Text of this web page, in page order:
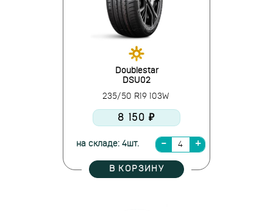
Doublestar
DSU02
235/50 R19 103W
8 150 ₽
на складе: 4шт.
В КОРЗИНУ